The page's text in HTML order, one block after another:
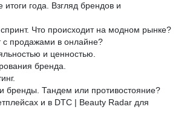
года. Взгляд брендов и
Что происходит на модном рынке?
с продажами в онлайне?
и ценностью.
бренда.
бренды. Тандем или противостояние?
и в DTC | Beauty Radar для